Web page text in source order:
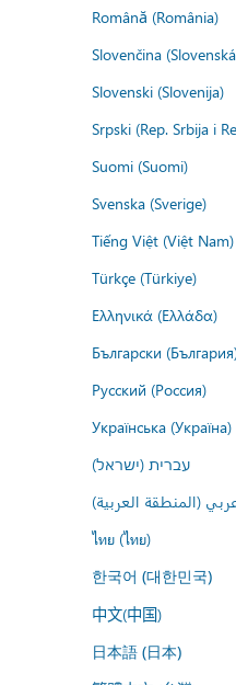
Română (România)
Slovenčina
Slovenski (Slovenija)
Srpski (Rep. Srbija i
Suomi (Suomi)
Svenska (Sverige)
Tiếng Việt (Việt Nam)
Türkçe (Türkiye)
Ελληνικά (Ελλάδα)
Български
Русский (Россия)
Українська (Україна)
עברית (ישראל)
(المنطقة العربية)
ไทย (ไทย)
한국어 (대한민국)
中文(中国)
日本語 (日本)